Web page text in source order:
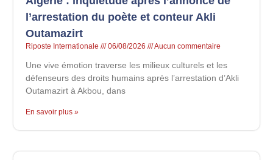
l’arrestation du poète et conteur Akli
Outamazirt
Riposte Internationale 06/08/2026 Aucun commentaire
Une vive émotion traverse les milieux culturels et les
défenseurs des droits humains après l’arrestation d’Akli
Outamazirt à Akbou, dans
En savoir plus »